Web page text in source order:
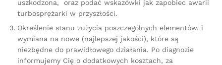
uszkodzona, oraz podać wskazówki jak zapobiec awarii
turbosprężarki w przyszłości.
Określenie stanu zużycia poszczególnych elementów, i
wymiana na nowe (najlepszej jakości), które są
niezbędne do prawidłowego działania. Po diagnozie
informujemy Cię o dodatkowych kosztach, za